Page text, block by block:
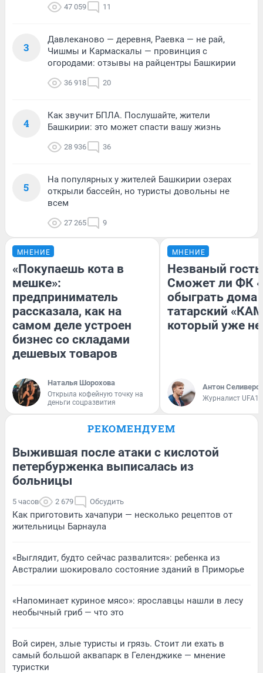
47 059 11
3
Давлеканово — деревня, Раевка — не рай,
Чишмы и Кармаскалы — провинция с
огородами: отзывы на райцентры Башкирии
36 918 20
4
Как звучит БПЛА. Послушайте, жители
Башкирии: это может спасти вашу жизнь
28 936 36
5
На популярных у жителей Башкирии озерах
открыли бассейн, но туристы довольны не
всем
27 265 9
МНЕНИЕ
«Покупаешь кота в
мешке»:
предприниматель
рассказала, как на
самом деле устроен
бизнес со складами
дешевых товаров
Наталья Шорохова
Открыла кофейную точку на
деньги соцразвития
МНЕНИЕ
Незваный
Сможет ли ФК
обыграть дома
татарский
который уже не
Антон
Журналист
РЕКОМЕНДУЕМ
Выжившая после атаки с кислотой
петербурженка выписалась из
больницы
5 часов 2 679 Обсудить
Как приготовить хачапури — несколько рецептов от
жительницы Барнаула
«Выглядит, будто сейчас развалится»: ребенка из
Австралии шокировало состояние зданий в Приморье
«Напоминает куриное мясо»: ярославцы нашли в лесу
необычный гриб — что это
Вой сирен, злые туристы и грязь. Стоит ли ехать в
самый большой аквапарк в Геленджике — мнение
туристки